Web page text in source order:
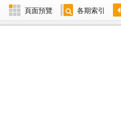
頁面預覽 各期索引